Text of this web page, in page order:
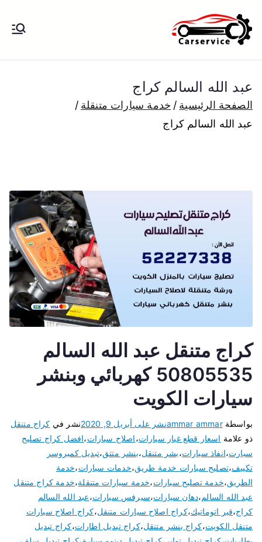
إلى
المحتوى
الكويت
بنشر متنقل الكويت كهرباء وبنشر تبديل
بارخص الاسعار
عبد الله السالم كراج
الصفحة الرئيسية
خدمة سيارات متنقلة
عبد الله السالم كراج
كراج متنقل عبد الله السالم
50805535 كهربائي وبنشر
سيارات الكويت
بواسطةammar ammarنشر على أبريل 9, 2020 نشر في كراج متنقل
ذو علامة اسعار قطع غيار سيارات،اصلاح سيارات،افضل كراج تصليح
سيارت،انفاذ سيارات،بشر متنقل،بنشر متتق،تبديل كمبروسر
تكييف،تصليح سيارات خدمة طريق،خدمات سيارات،خدمة
الطريق،خدمة تصليح سيارات،خدمة سيارات متنقلة،خدمة كراج متنقل
عبد الله السالم،دهان سيارات،سيرفس سيارات،عبد الله السالم
كراج،قير اتوماتيك،كراج اصلاح سيارات متنقل،كراج اصلاح سيارات
متنقل الكويت،كراج بنشر متنقل،كراج تبديل اطارات،كراج تبديل